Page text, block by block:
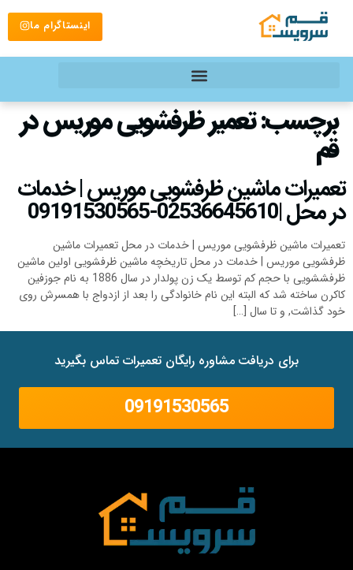
اینستاگرام ما
برچسب:تعمیر ظرفشویی موریس در
قم
تعمیرات ماشین ظرفشویی موریس | خدمات
در محل |02536645610-09191530565
تعمیرات ماشین ظرفشویی موریس | خدمات در محل تعمیرات ماشین
ظرفشویی موریس | خدمات در محل تاریخچه ماشین ظرفشویی اولین ماشین
ظرفششویی با حجم کم توسط یک زن پولدار در سال 1886 به نام جوزفین
کاکرن ساخته شد که البته این نام خانوادگی را بعد از ازدواج با همسرش روی
خود گذاشت, و تا سال […]
برای دریافت مشاوره رایگان تعمیرات تماس بگیرید
09191530565